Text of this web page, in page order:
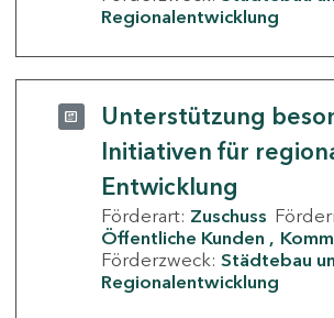
Regionalentwicklung
Unterstützung
Initiativen für
Entwicklung
Förderart: Zuschuss
Öffentliche Kunden
Förderzweck: Städtebau
Regionalentwicklung